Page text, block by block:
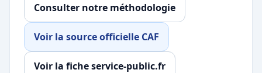
Consulter notre méthodologie
Voir la source officielle CAF
Voir la fiche service-public.fr